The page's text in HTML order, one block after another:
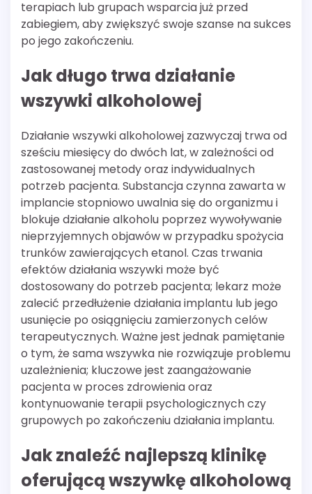
terapiach lub grupach wsparcia już przed
zabiegiem, aby zwiększyć swoje szanse na sukces
po jego zakończeniu.
Jak długo trwa działanie
wszywki alkoholowej
Działanie wszywki alkoholowej zazwyczaj trwa od
sześciu miesięcy do dwóch lat, w zależności od
zastosowanej metody oraz indywidualnych
potrzeb pacjenta. Substancja czynna zawarta w
implancie stopniowo uwalnia się do organizmu i
blokuje działanie alkoholu poprzez wywoływanie
nieprzyjemnych objawów w przypadku spożycia
trunków zawierających etanol. Czas trwania
efektów działania wszywki może być
dostosowany do potrzeb pacjenta; lekarz może
zalecić przedłużenie działania implantu lub jego
usunięcie po osiągnięciu zamierzonych celów
terapeutycznych. Ważne jest jednak pamiętanie
o tym, że sama wszywka nie rozwiązuje problemu
uzależnienia; kluczowe jest zaangażowanie
pacjenta w proces zdrowienia oraz
kontynuowanie terapii psychologicznych czy
grupowych po zakończeniu działania implantu.
Jak znaleźć najlepszą klinikę
oferującą wszywkę alkoholową